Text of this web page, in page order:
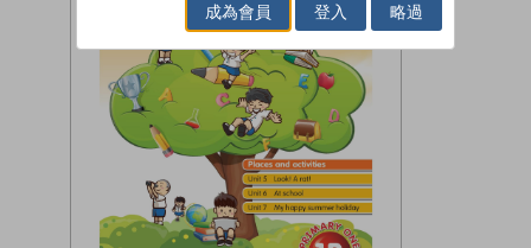
成為會員 登入 略過